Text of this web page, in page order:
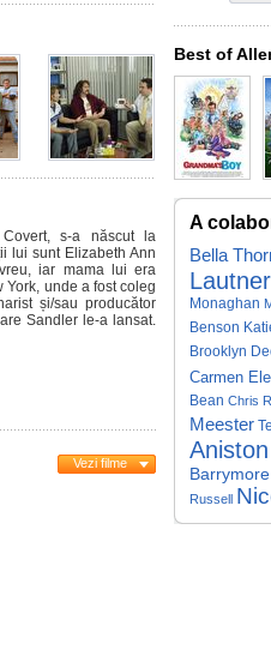
s-a născut la
lui sunt Elizabeth Ann
iar mama lui era
York, unde a fost coleg
și/sau producător
Sandler le-a lansat.
Vezi filme
Best of
A
Bella
Lautner
Monaghan
Benson
Brooklyn
Carmen
Bean Chris
Meester
Aniston
Barrymore
Russell